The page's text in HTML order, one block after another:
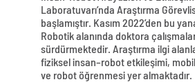
Laboratuvarı’nda Araştırma
başlamıştır. Kasım 2022’den bu
Robotik alanında doktora
sürdürmektedir. Araştırma ilgi
fiziksel insan–robot etkileşimi,
ve robot öğrenmesi yer almaktadır.